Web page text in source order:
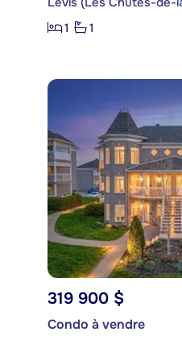
1
1
319 900 $
Condo à vendre